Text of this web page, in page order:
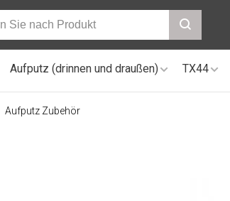
Aufputz (drinnen und draußen) TX44
Aufputz Zubehör